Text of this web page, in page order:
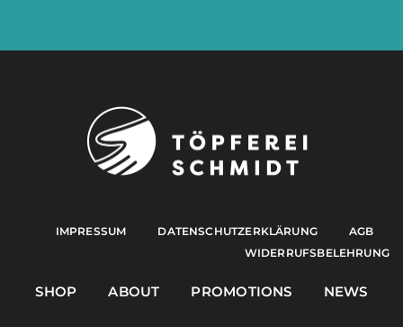
IMPRESSUM DATENSCHUTZERKLÄRUNG
AGB
WIDERRUFSBELEHRUNG
SHOP ABOUT PROMOTIONS NEWS